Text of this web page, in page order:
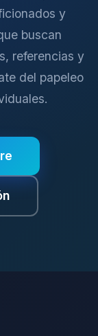
y
buscan
referencias y
del papeleo